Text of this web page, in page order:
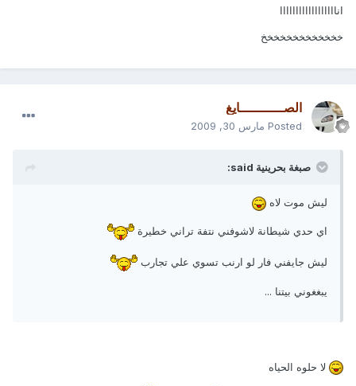
اناااااااااااااااااا
خخخخخخخخخخخخخ
الصـــــــــــايغ
Posted مارس 30, 2009
صبغة بحرينية said:
ليش موت لاه
اي حدي شيطانة لاشوفني نتفة تراني خطيرة
ليش جايفني فار لو ارنب تسوي علي تجارب
يبغغوني بيتنا ...
لا حلوه الحياه